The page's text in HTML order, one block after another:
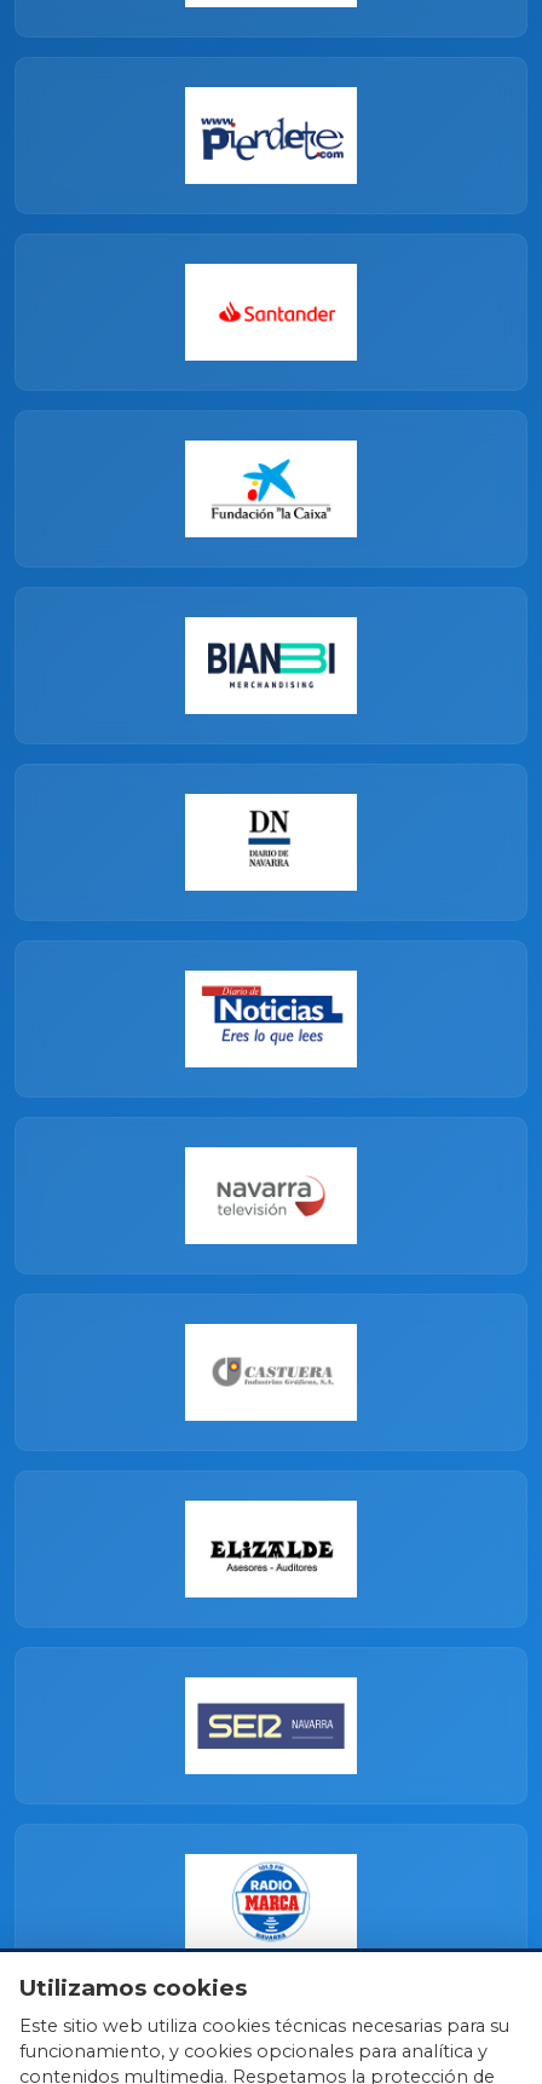
Utilizamos cookies
Este sitio web utiliza cookies técnicas necesarias para su
funcionamiento, y cookies opcionales para analítica y
contenidos multimedia. Respetamos la protección de